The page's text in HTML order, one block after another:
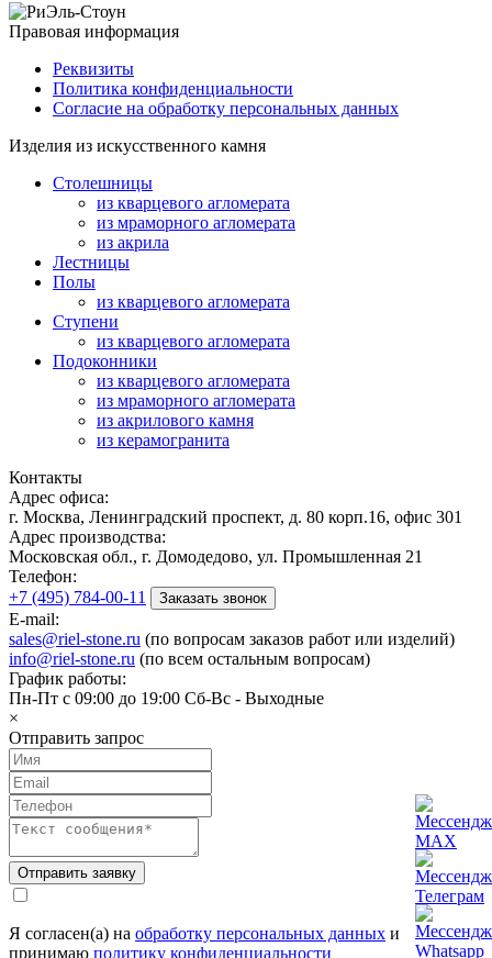
Правовая информация
Реквизиты
Политика конфиденциальности
Согласие на обработку персональных данных
Изделия из искусственного камня
Столешницы
из кварцевого агломерата
из мраморного агломерата
из акрила
Лестницы
Полы
из кварцевого агломерата
Ступени
из кварцевого агломерата
Подоконники
из кварцевого агломерата
из мраморного агломерата
из акрилового камня
из керамогранита
Контакты
Адрес офиса:
г. Москва, Ленинградский проспект, д. 80 корп.16, офис 301
Адрес производства:
Московская обл., г. Домодедово, ул. Промышленная 21
Телефон:
+7 (495) 784-00-11
Заказать звонок
E-mail:
sales@riel-stone.ru (по вопросам заказов работ или изделий)
info@riel-stone.ru (по всем остальным вопросам)
График работы:
Пн-Пт с 09:00 до 19:00 Сб-Вс - Выходные
×
Отправить запрос
Я согласен(а) на обработку персональных данных и
принимаю политику конфиденциальности